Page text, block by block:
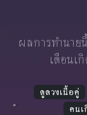
ผลการทำนาย
เดือนเ
ดูดวงเนื้อคู่
คน